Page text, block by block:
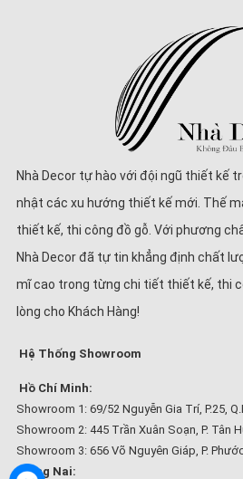
Nhà Decor tự hào với đội ngũ thiết kế
nhật các xu hướng thiết kế mới. Thế
thiết kế, thi công đồ gỗ. Với phương
Nhà Decor đã tự tin khẳng định chất
mĩ cao trong từng chi tiết thiết kế, thi
lòng cho Khách Hàng!
Hệ Thống Showroom
Hồ Chí Minh:
Showroom 1: 69/52 Nguyễn Gia Trí, P.25,
Showroom 2: 445 Trần Xuân Soạn, P. Tân
Showroom 3: 656 Võ Nguyên Giáp, P.
Đồng Nai: